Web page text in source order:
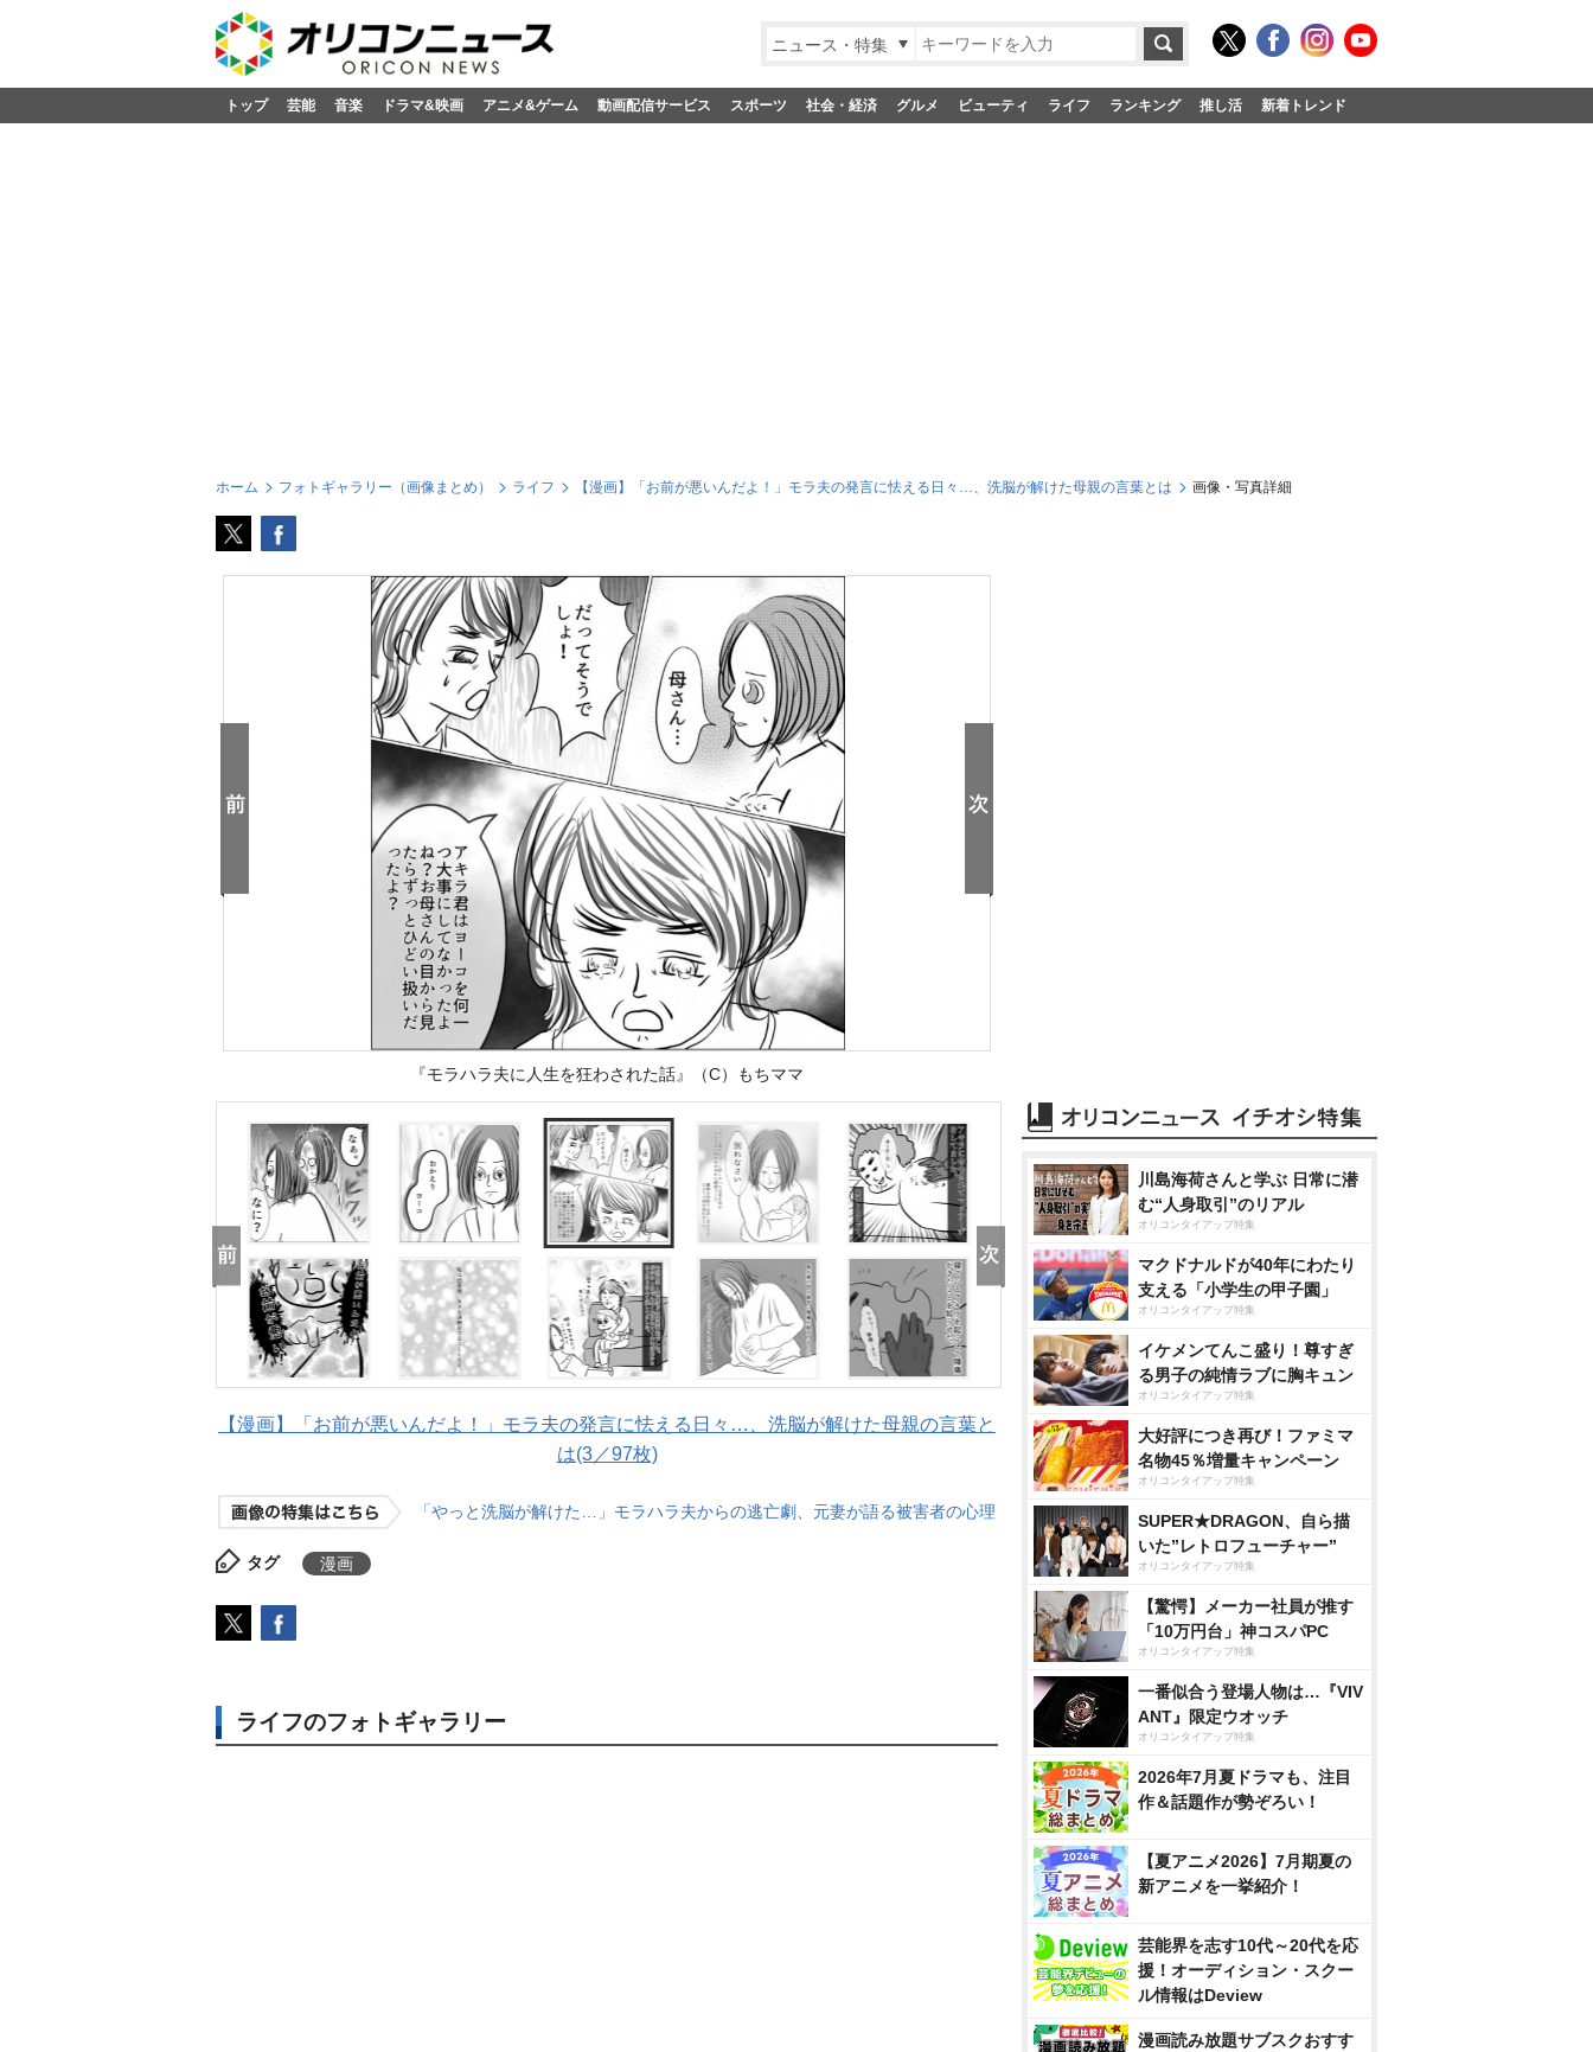
ニュース・特集
トップ 芸能 音楽 ドラマ&映画 アニメ&ゲーム 動画配信サービス スポーツ 社会・経済 グルメ ビューティ ライフ ランキング 推し活 新着トレンド
ホーム フォトギャラリー（画像まとめ） ライフ 【漫画】「お前が悪いんだよ！」モラ夫の発言に怯える日々…、洗脳が解けた母親の言葉とは 画像・写真詳細
『モラハラ夫に人生を狂わされた話』（C）もちママ
【漫画】「お前が悪いんだよ！」モラ夫の発言に怯える日々…、洗脳が解けた母親の言葉と
は(3／97枚)
「やっと洗脳が解けた…」モラハラ夫からの逃亡劇、元妻が語る被害者の心理
タグ 漫画
ライフのフォトギャラリー
川島海荷さんと学ぶ 日常に潜
む“人身取引”のリアル
オリコンタイアップ特集
マクドナルドが40年にわたり
支える「小学生の甲子園」
オリコンタイアップ特集
イケメンてんこ盛り！尊すぎ
る男子の純情ラブに胸キュン
オリコンタイアップ特集
大好評につき再び！ファミマ
名物45％増量キャンペーン
オリコンタイアップ特集
SUPER★DRAGON、自ら描
いた”レトロフューチャー”
オリコンタイアップ特集
【驚愕】メーカー社員が推す
「10万円台」神コスパPC
オリコンタイアップ特集
一番似合う登場人物は…『VIV
ANT』限定ウオッチ
オリコンタイアップ特集
2026年7月夏ドラマも、注目
作＆話題作が勢ぞろい！
【夏アニメ2026】7月期夏の
新アニメを一挙紹介！
芸能界を志す10代～20代を応
援！オーディション・スクー
ル情報はDeview
漫画読み放題サブスクおすす